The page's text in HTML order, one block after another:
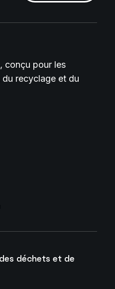
conçu pour les
recyclage et du
déchets et de